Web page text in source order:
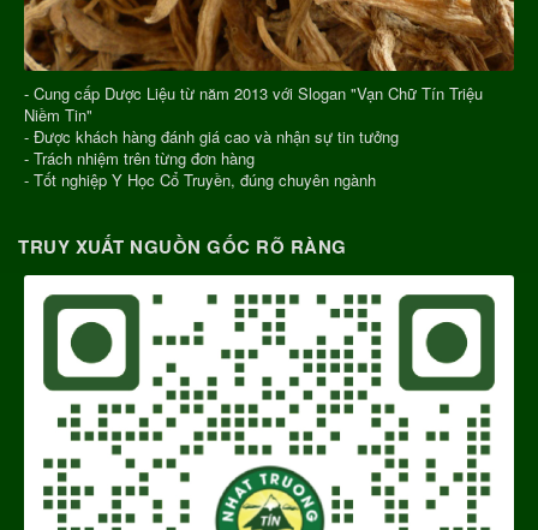
- Cung cấp Dược Liệu từ năm 2013 với Slogan "Vạn Chữ Tín Triệu
Niềm Tin"
- Được khách hàng đánh giá cao và nhận sự tin tưởng
- Trách nhiệm trên từng đơn hàng
- Tốt nghiệp Y Học Cổ Truyền, đúng chuyên ngành
TRUY XUẤT NGUỒN GỐC RÕ RÀNG